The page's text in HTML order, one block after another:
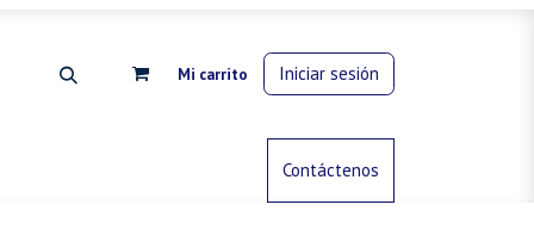
Mi carrito Iniciar sesión
Control de animalesContáctenos